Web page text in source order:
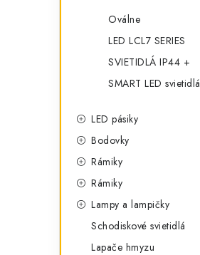
Oválne
LED LCL7 SERIES
SVIETIDLÁ IP44 +
SMART LED svietidlá
LED pásiky
Bodovky
Rámiky
Rámiky
Lampy a lampičky
Schodiskové svietidlá
Lapače hmyzu